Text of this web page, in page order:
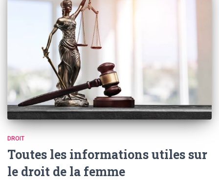
DROIT
Toutes les informations utiles sur
le droit de la femme